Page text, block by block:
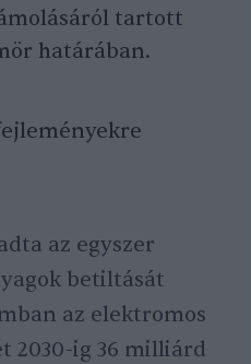
tartott
határában.
az egyszer
betiltását
az elektromos
2030-ig 36 milliárd